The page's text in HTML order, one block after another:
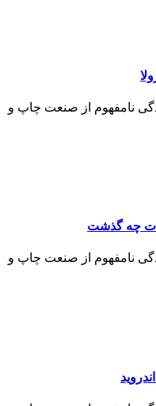
نامفهوم از صنعت چاپ و
چه گذشت
نامفهوم از صنعت چاپ و